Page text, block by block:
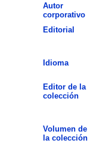
Autor
corporativo
Editorial
Idioma
Editor de la
colección
Volumen de
la colección